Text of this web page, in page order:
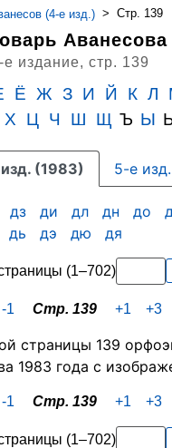
(4-е изд.) > Стр. 139
Аванесова
е издание, стр. 139
Ё Ж З И Й К Л
Х Ц Ч Ш Щ Ъ Ы
(1983) 5-е
дз ди дл дн до
дь
дэ дю дя
(1–702)
-1 Стр. 139 +1 +3
-1 Стр. 139 +1 +3
(1–702)